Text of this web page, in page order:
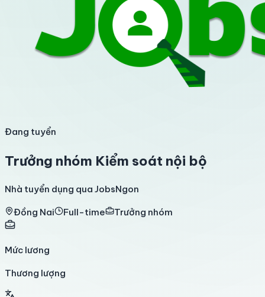
Đang tuyển
Trưởng nhóm Kiểm soát nội bộ
Nhà tuyển dụng qua JobsNgon
Đồng Nai Full-time Trưởng nhóm
Mức lương
Thương lượng